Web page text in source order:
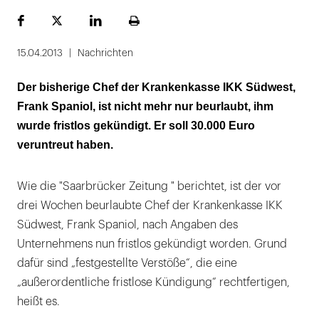
FacebookPlattformLinekdInSeite
15.04.2013 Nachrichten
Der bisherige Chef der Krankenkasse IKK Südwest,
Frank Spaniol, ist nicht mehr nur beurlaubt, ihm
wurde fristlos gekündigt. Er soll 30.000 Euro
veruntreut haben.
Wie die "Saarbrücker Zeitung " berichtet, ist der vor
drei Wochen beurlaubte Chef der Krankenkasse IKK
Südwest, Frank Spaniol, nach Angaben des
Unternehmens nun fristlos gekündigt worden. Grund
dafür sind „festgestellte Verstöße“, die eine
„außerordentliche fristlose Kündigung“ rechtfertigen,
heißt es.